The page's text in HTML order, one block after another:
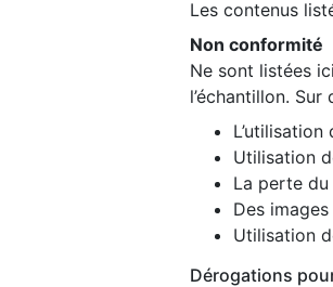
Les contenus
Non conformité
Ne sont listées
l’échantillon.
Utilisation
La perte
Des
Utilisation
Dérogations